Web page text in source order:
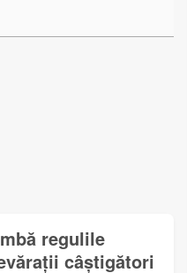
regulile
câștigători